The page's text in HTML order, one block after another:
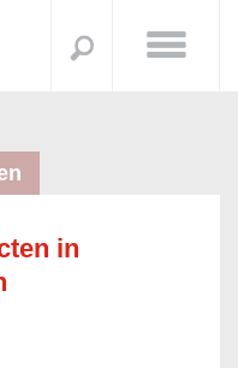
in